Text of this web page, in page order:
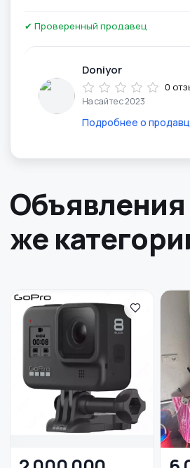
✔ Проверенный продавец
Doniyor
0
На сайте с 2023
Подробнее о
Объявления
же